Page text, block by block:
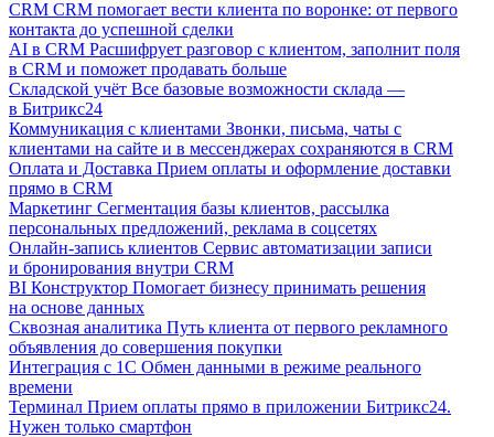
CRM CRM помогает вести клиента по воронке: от первого
контакта до успешной сделки
AI в CRM Расшифрует разговор с клиентом, заполнит поля
в CRM и поможет продавать больше
Складской учёт Все базовые возможности склада —
в Битрикс24
Коммуникация с клиентами Звонки, письма, чаты с
клиентами на сайте и в мессенджерах сохраняются в CRM
Оплата и Доставка Прием оплаты и оформление доставки
прямо в CRM
Маркетинг Сегментация базы клиентов, рассылка
персональных предложений, реклама в соцсетях
Онлайн-запись клиентов Сервис автоматизации записи
и бронирования внутри CRM
BI Конструктор Помогает бизнесу принимать решения
на основе данных
Сквозная аналитика Путь клиента от первого рекламного
объявления до совершения покупки
Интеграция с 1С Обмен данными в режиме реального
времени
Терминал Прием оплаты прямо в приложении Битрикс24.
Нужен только смартфон